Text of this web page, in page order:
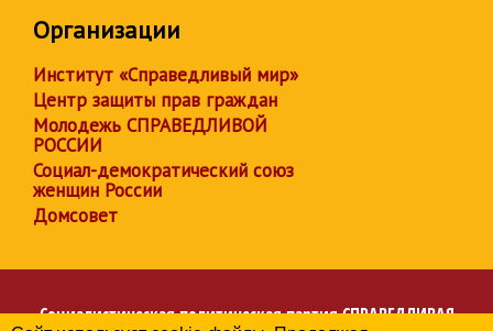
Организации
Институт «Справедливый мир»
Центр защиты прав граждан
Молодежь СПРАВЕДЛИВОЙ
РОССИИ
Социал-демократический союз
женщин России
Домсовет
Социалистическая политическая партияСПРАВЕДЛИВАЯ